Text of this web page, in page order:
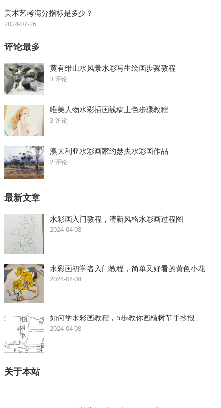
美术艺考满分指标是多少？
2024-07-26
评论最多
黄有维山水风景水彩写生绘画步骤教程
3 评论
唯美人物水彩插画线稿上色步骤教程
3 评论
澳大利亚水彩画家约瑟夫水彩画作品
2 评论
最新文章
水彩画入门教程，清新风格水彩画过程图
2024-04-08
水彩画初学者入门教程，简单又好看的黄色小花
2024-04-08
如何学水彩画教程，5步教你画植树节手抄报
2024-04-08
关于本站